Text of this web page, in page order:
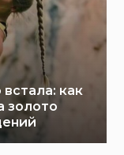
как
золото